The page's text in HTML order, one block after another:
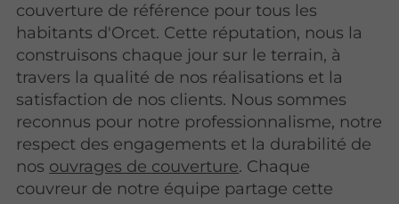
couverture de référence pour tous les
habitants d'Orcet. Cette réputation, nous la
construisons chaque jour sur le terrain, à
travers la qualité de nos réalisations et la
satisfaction de nos clients. Nous sommes
reconnus pour notre professionnalisme, notre
respect des engagements et la durabilité de
nos ouvrages de couverture. Chaque
couvreur de notre équipe partage cette